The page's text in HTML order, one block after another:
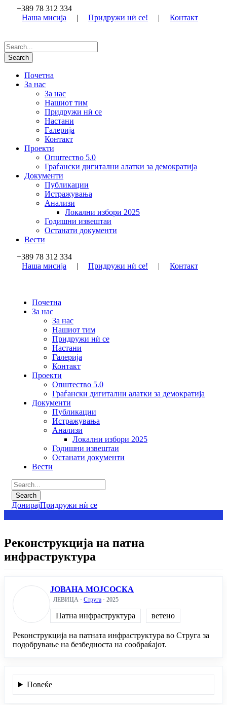
+389 78 312 334
Наша мисија
| Придружи нѝ се! | Контакт
Почетна
За нас
За нас
Нашиот тим
Придружи нѝ се
Настани
Галерија
Контакт
Проекти
Општество 5.0
Граѓански дигитални алатки за демократија
Документи
Публикации
Истражувања
Анализи
Локални избори 2025
Годишни извештаи
Останати документи
Вести
+389 78 312 334
Наша мисија
| Придружи нѝ се! | Контакт
Почетна
За нас
За нас
Нашиот тим
Придружи нѝ се
Настани
Галерија
Контакт
Проекти
Општество 5.0
Граѓански дигитални алатки за демократија
Документи
Публикации
Истражувања
Анализи
Локални избори 2025
Годишни извештаи
Останати документи
Вести
ДонирајПридружи нѝ се
Реконструкција на патна
инфраструктура
ЈОВАНА МОЈСОСКА
ЛЕВИЦА · Струга · 2025
Патна инфраструктура ветено
Реконструкција на патната инфраструктура во Струга за
подобрување на безбедноста на сообраќајот.
Повеќе